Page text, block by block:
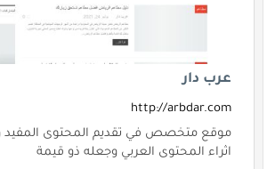
عرب دار
http://arbdar.com
موقع متخصص في تقديم المحتوى المفيد
اثراء المحتوى العربي وجعله ذو قيمة